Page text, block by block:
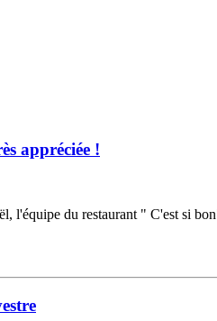
appréciée !
l'équipe du restaurant " C'est si